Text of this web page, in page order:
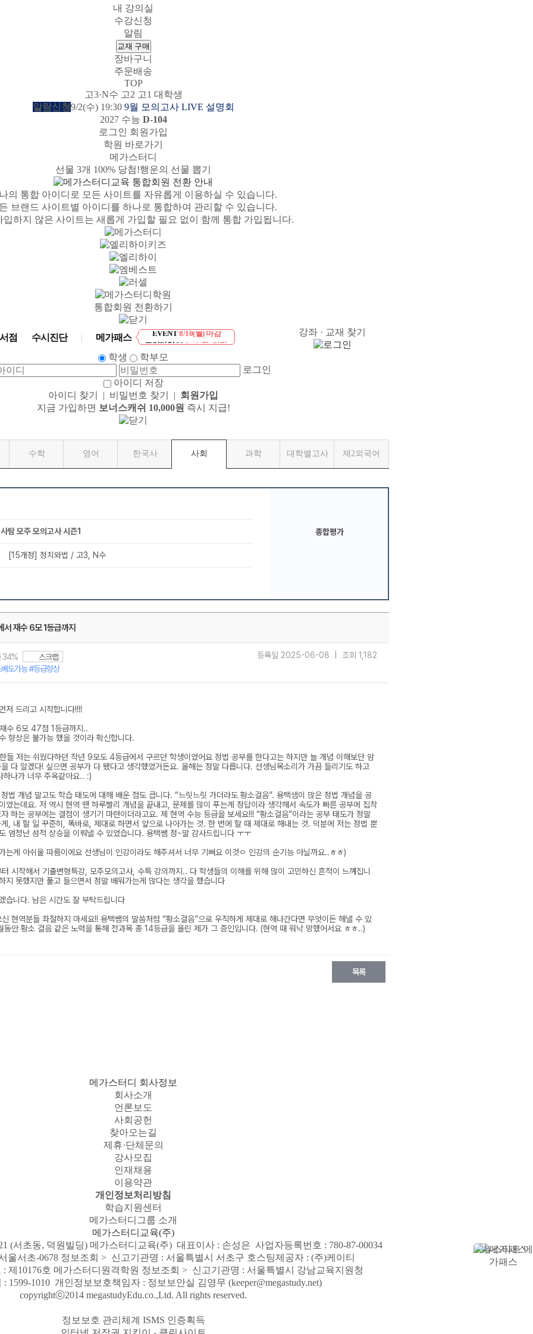
내 강의실
수강신청
알림
교재 구매
장바구니
주문배송
TOP
고3·N수 고2 고1 대학생
알람신청9/2(수) 19:30 9월 모의고사 LIVE 설명회
2027 수능 D-104
로그인
회원가입
학원 바로가기
메가스터디
선물 3개 100% 당첨!행운의 선물 뽑기
선물 100% 증정! 메가스터디 X 올리브영
여름방학 스터디 캐시백메가런 썸머스쿨
2027 러셀 단과강사 공개선발
스마트러닝앱설문 EVENT
메가패스3일 무료 체험권
메가패스 수강생 무료혜택!메가클럽 멤버십
사회공헌 캠페인희망이룸 메가나눔
의 통합 아이디로 모든 사이트를 자유롭게 이용하실 수 있습니다.
브랜드 사이트별 아이디를 하나로 통합하여 관리할 수 있습니다.
입하지 않은 사이트는 새롭게 가입할 필요 없이 함께 통합 가입됩니다.
통합회원 전환하기
점 수시진단 메가패스
프리미엄 30 8/10(월) 마감 강좌 · 교재 찾기
학생
학부모
로그인
아이디 저장
아이디 찾기
| 비밀번호 찾기 | 회원가입
지금 가입하면 보너스캐쉬 10,000원 즉시 지급!
수학 영어 한국사 사회 과학 대학별고사 제2외국어
메가스터디 회사정보
회사소개
언론보도
사회공헌
찾아오는길
제휴·단체문의
강사모집
인재채용
이용약관
개인정보처리방침
학습지원센터
메가스터디그룹 소개
메가스터디교육(주)
(서초동, 덕원빌딩) 메가스터디교육(주) 대표이사 : 손성은 사업자등록번호 : 780-87-00034
울서초-0678 정보조회 > 신고기관명 : 서울특별시 서초구 호스팅제공자 : (주)케이티
제10176호 메가스터디원격학원 정보조회 > 신고기관명 : 서울특별시 강남교육지원청
: 1599-1010 개인정보보호책임자 : 정보보안실 김영무 (keeper@megastudy.net)
copyrightⓒ2014 megastudyEdu.co.,Ltd. All rights reserved.
정보보호 관리체계 ISMS 인증획득